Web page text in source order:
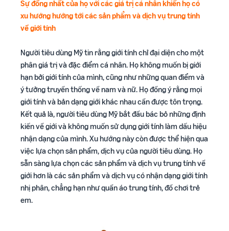
Sự đồng nhất của họ với các giá trị cá nhân khiến họ có
xu hướng hướng tới các sản phẩm và dịch vụ trung tính
về giới tính
Người tiêu dùng Mỹ tin rằng giới tính chỉ đại diện cho một
phân giá trị và đặc điểm cá nhân. Họ không muốn bị giới
hạn bởi giới tính của mình, cũng như những quan điểm và
ý tưởng truyền thống về nam và nữ. Họ đồng ý rằng mọi
giới tính và bản dạng giới khác nhau cần được tôn trọng.
Kết quả là, người tiêu dùng Mỹ bắt đầu bác bỏ những định
kiến về giới và không muốn sử dụng giới tính làm dấu hiệu
nhận dạng của mình. Xu hướng này còn được thể hiện qua
việc lựa chọn sản phẩm, dịch vụ của người tiêu dùng. Họ
sẵn sàng lựa chọn các sản phẩm và dịch vụ trung tính về
giới hơn là các sản phẩm và dịch vụ có nhận dạng giới tính
nhị phân, chẳng hạn như quần áo trung tính, đồ chơi trẻ
em.